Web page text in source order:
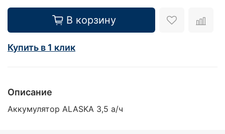
В корзину
Купить в 1 клик
Описание
Аккумулятор ALASKA 3,5 а/ч